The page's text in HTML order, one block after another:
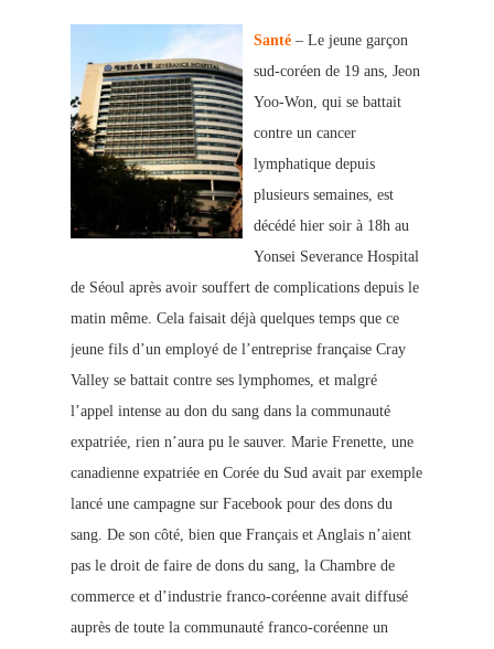
Santé – Le jeune garçon
sud-coréen de 19 ans, Jeon
Yoo-Won, qui se battait
contre un cancer
lymphatique depuis
plusieurs semaines, est
décédé hier soir à 18h au
Yonsei Severance Hospital
de Séoul après avoir souffert de complications depuis le
matin même. Cela faisait déjà quelques temps que ce
jeune fils d’un employé de l’entreprise française Cray
Valley se battait contre ses lymphomes, et malgré
l’appel intense au don du sang dans la communauté
expatriée, rien n’aura pu le sauver. Marie Frenette, une
canadienne expatriée en Corée du Sud avait par exemple
lancé une campagne sur Facebook pour des dons du
sang. De son côté, bien que Français et Anglais n’aient
pas le droit de faire de dons du sang, la Chambre de
commerce et d’industrie franco-coréenne avait diffusé
auprès de toute la communauté franco-coréenne un